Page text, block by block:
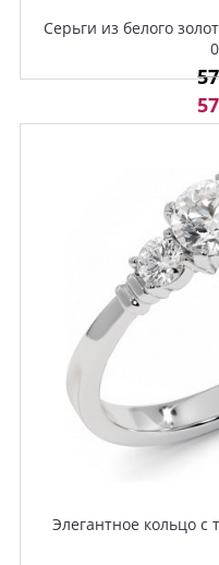
Серьги из белого
Элегантное кольцо с